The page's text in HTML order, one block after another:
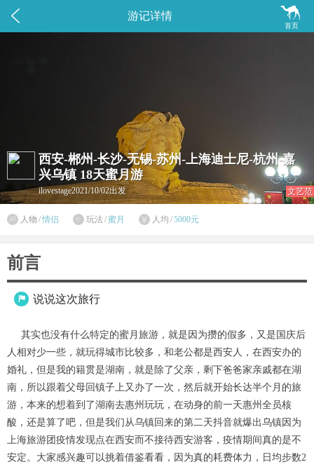
 
首页
游记详情
西安-郴州-长沙-无锡-苏州-上海迪士尼-杭州-嘉
兴乌镇 18天蜜月游
ilovestage2021/10/02出发 文艺范
 人物 /情侣  玩法 /蜜月  人均 /5000元
前言
 说说这次旅行
其实也没有什么特定的蜜月旅游，就是因为攒的假多，又是国庆后
人相对少一些，就玩得城市比较多，和老公都是西安人，在西安办的
婚礼，但是我的籍贯是湖南，就是除了父亲，剩下爸爸家亲戚都在湖
南，所以跟着父母回镇子上又办了一次，然后就开始长达半个月的旅
游，本来的想着到了湖南去惠州玩玩，在动身的前一天惠州全员核
酸，还是算了吧，但是我们从乌镇回来的第二天抖音就爆出乌镇因为
上海旅游团疫情发现点在西安而不接待西安游客，疫情期间真的是不
安定。大家感兴趣可以挑着借鉴看看，因为真的耗费体力，日均步数2